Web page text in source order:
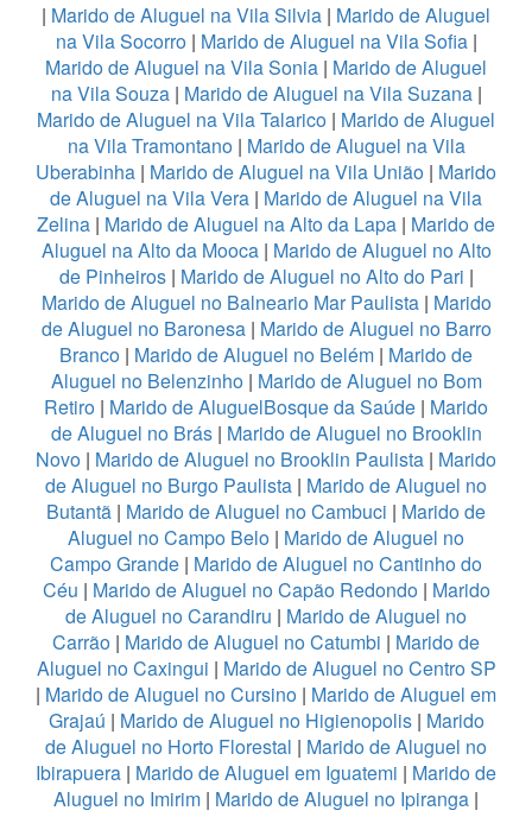
| Marido de Aluguel na Vila Silvia | Marido de Aluguel
na Vila Socorro| Marido de Aluguel na Vila Sofia|
Marido de Aluguel na Vila Sonia | Marido de Aluguel
na Vila Souza| Marido de Aluguel na Vila Suzana|
Marido de Aluguel na Vila Talarico | Marido de Aluguel
na Vila Tramontano| Marido de Aluguel na Vila
Uberabinha | Marido de Aluguel na Vila União | Marido
de Aluguel na Vila Vera | Marido de Aluguel na Vila
Zelina | Marido de Aluguel na Alto da Lapa | Marido de
Aluguel na Alto da Mooca| Marido de Aluguel no Alto
de Pinheiros| Marido de Aluguel no Alto do Pari |
Marido de Aluguel no Balneario Mar Paulista| Marido
de Aluguel no Baronesa| Marido de Aluguel no Barro
Branco | Marido de Aluguel no Belém | Marido de
Aluguel no Belenzinho| Marido de Aluguel no Bom
Retiro | Marido de AluguelBosque da Saúde | Marido
de Aluguel no Brás| Marido de Aluguel no Brooklin
Novo | Marido de Aluguel no Brooklin Paulista | Marido
de Aluguel no Burgo Paulista | Marido de Aluguel no
Butantã | Marido de Aluguel no Cambuci | Marido de
Aluguel no Campo Belo | Marido de Aluguel no
Campo Grande | Marido de Aluguel no Cantinho do
Céu | Marido de Aluguel no Capão Redondo| Marido
de Aluguel no Carandiru | Marido de Aluguel no
Carrão | Marido de Aluguel no Catumbi | Marido de
Aluguel no Caxingui | Marido de Aluguel no Centro SP
| Marido de Aluguel no Cursino | Marido de Aluguel em
Grajaú | Marido de Aluguel no Higienopolis| Marido
de Aluguel no Horto Florestal | Marido de Aluguel no
Ibirapuera | Marido de Aluguel em Iguatemi | Marido de
Aluguel no Imirim | Marido de Aluguel no Ipiranga |